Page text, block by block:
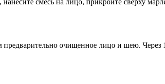
смесь на лицо, прикройте сверху
очищенное лицо и шею. Через